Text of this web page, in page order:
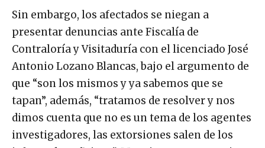
Sin embargo, los afectados se niegan a
presentar denuncias ante Fiscalía de
Contraloría y Visitaduría con el licenciado José
Antonio Lozano Blancas, bajo el argumento de
que “son los mismos y ya sabemos que se
tapan”, además, “tratamos de resolver y nos
dimos cuenta que no es un tema de los agentes
investigadores, las extorsiones salen de los